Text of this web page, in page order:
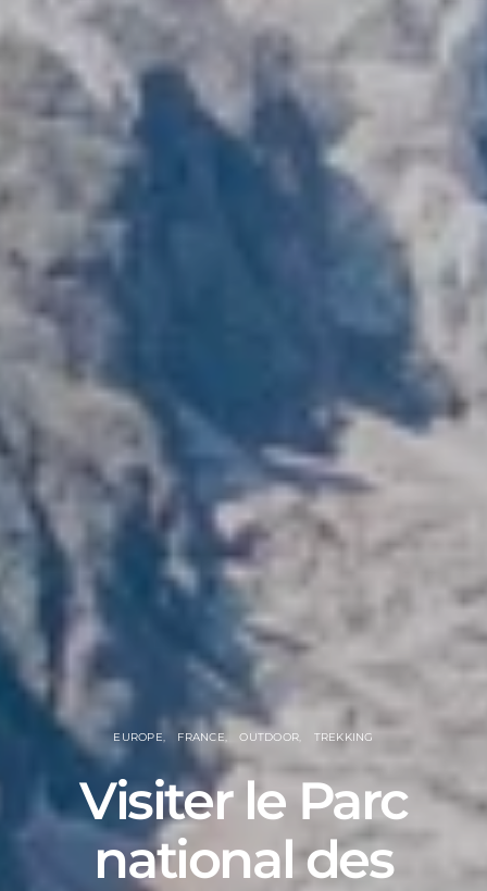
EUROPE FRANCE OUTDOOR TREKKING
Visiter le Parc
national des